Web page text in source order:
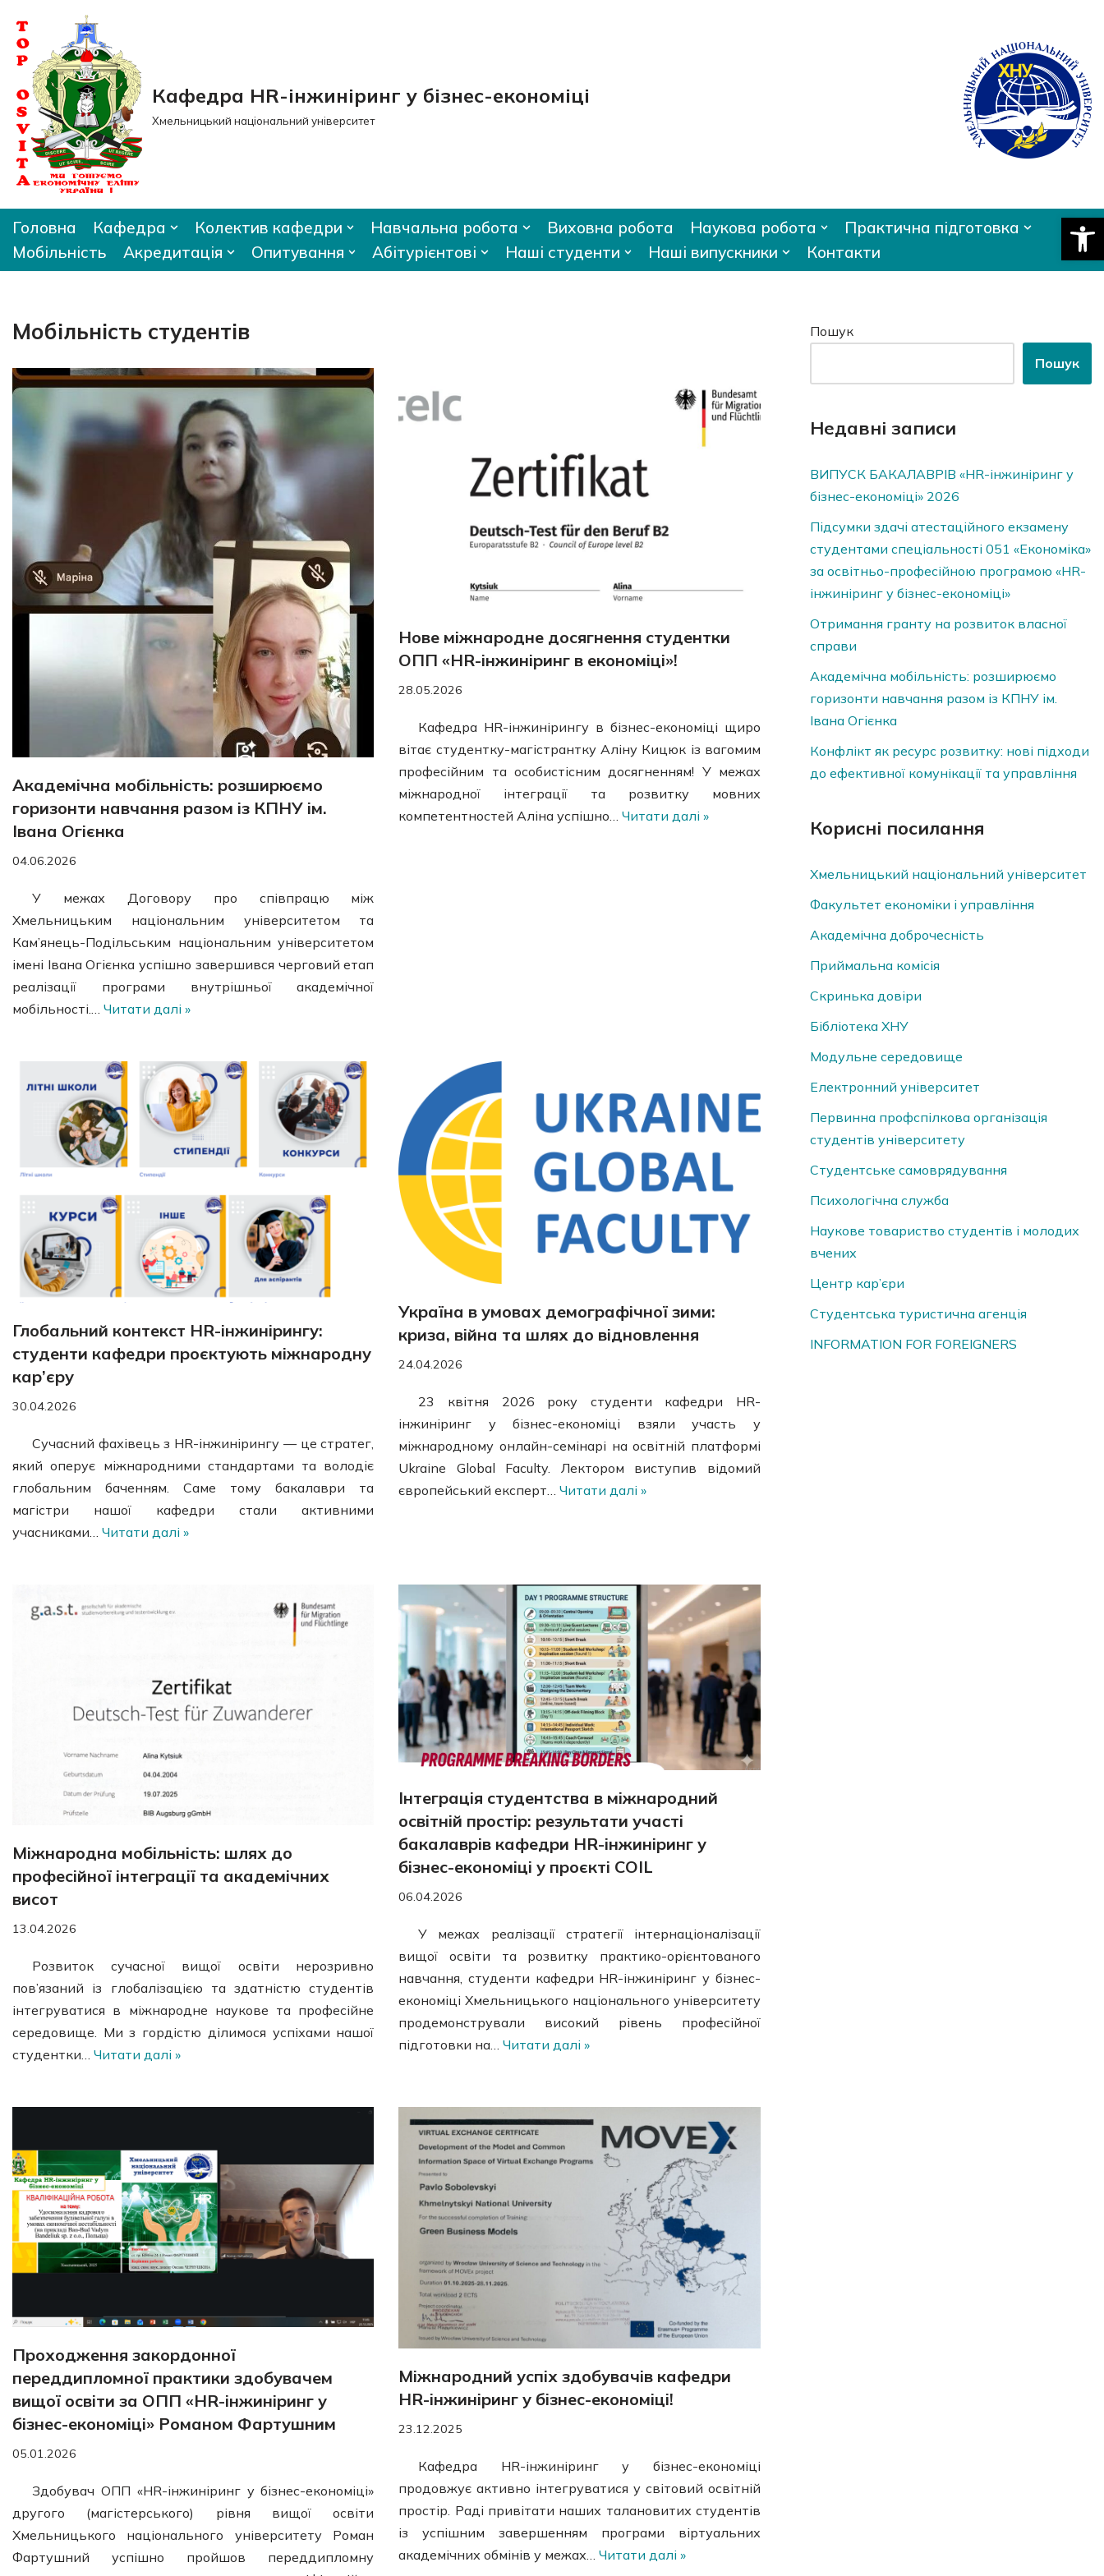
Перейти
до
вмісту
Кафедра HR-інжиніринг у бізнес-економіці
Хмельницький національний університет
Головна Кафедра Колектив кафедри Навчальна робота Виховна робота Наукова робота
Практична підготовка
Мобільність
Акредитація Опитування Абітурієнтові Наші студенти Наші випускники Контакти
Мобільність студентів
Академічна мобільність: розширюємо
горизонти навчання разом із КПНУ ім.
Івана Огієнка
04.06.2026
У межах Договору про співпрацю між
Хмельницьким національним університетом та
Кам’янець-Подільським національним університетом
імені Івана Огієнка успішно завершився черговий етап
реалізації програми внутрішньої академічної
мобільності.… Читати далі »
Нове міжнародне досягнення студентки
ОПП «HR-інжиніринг в економіці»!
28.05.2026
Кафедра HR-інжинірингу в бізнес-економіці щиро
вітає студентку-магістрантку Аліну Кицюк із вагомим
професійним та особистісним досягненням! У межах
міжнародної інтеграції та розвитку мовних
компетентностей Аліна успішно…Читати далі »
Глобальний контекст HR-інжинірингу:
студенти кафедри проєктують міжнародну
кар’єру
30.04.2026
Сучасний фахівець з HR-інжинірингу — це стратег,
який оперує міжнародними стандартами та володіє
глобальним баченням. Саме тому бакалаври та
магістри нашої кафедри стали активними
учасниками… Читати далі »
Україна в умовах демографічної зими:
криза, війна та шлях до відновлення
24.04.2026
23 квітня 2026 року студенти кафедри HR-
інжиніринг у бізнес-економіці взяли участь у
міжнародному онлайн-семінарі на освітній платформі
Ukraine Global Faculty. Лектором виступив відомий
європейський експерт…Читати далі »
Міжнародна мобільність: шлях до
професійної інтеграції та академічних
висот
13.04.2026
Розвиток сучасної вищої освіти нерозривно
пов’язаний із глобалізацією та здатністю студентів
інтегруватися в міжнародне наукове та професійне
середовище. Ми з гордістю ділимося успіхами нашої
студентки… Читати далі »
Інтеграція студентства в міжнародний
освітній простір: результати участі
бакалаврів кафедри HR-інжиніринг у
бізнес-економіці у проєкті COIL
06.04.2026
У межах реалізації стратегії інтернаціоналізації
вищої освіти та розвитку практико-орієнтованого
навчання, студенти кафедри HR-інжиніринг у бізнес-
економіці Хмельницького національного університету
продемонстрували високий рівень професійної
підготовки на…Читати далі »
Проходження закордонної
переддипломної практики здобувачем
вищої освіти за ОПП «HR-інжиніринг у
бізнес-економіці» Романом Фартушним
05.01.2026
Здобувач ОПП «HR-інжиніринг у бізнес-економіці»
другого (магістерського) рівня вищої освіти
Хмельницького національного університету Роман
Фартушний успішно пройшов переддипломну
Міжнародний успіх здобувачів кафедри
HR-інжиніринг у бізнес-економіці!
23.12.2025
Кафедра HR-інжиніринг у бізнес-економіці
продовжує активно інтегруватися у світовий освітній
простір. Раді привітати наших талановитих студентів
із успішним завершенням програми віртуальних
академічних обмінів у межах…Читати далі »
Пошук
Пошук
Недавні записи
ВИПУСК БАКАЛАВРІВ «HR-інжиніринг у
бізнес-економіці» 2026
Підсумки здачі атестаційного екзамену
студентами спеціальності 051 «Економіка»
за освітньо-професійною програмою «HR-
інжиніринг у бізнес-економіці»
Отримання гранту на розвиток власної
справи
Академічна мобільність: розширюємо
горизонти навчання разом із КПНУ ім.
Івана Огієнка
Конфлікт як ресурс розвитку: нові підходи
до ефективної комунікації та управління
Корисні посилання
Хмельницький національний університет
Факультет економіки і управління
Академічна доброчесність
Приймальна комісія
Скринька довiри
Бібліотека ХНУ
Модульне середовище
Електронний університет
Первинна профспілкова організація
студентів університету
Студентське самоврядування
Психологічна служба
Наукове товариство студентів і молодих
вчених
Центр кар’єри
Студентська туристична агенція
INFORMATION FOR FOREIGNERS